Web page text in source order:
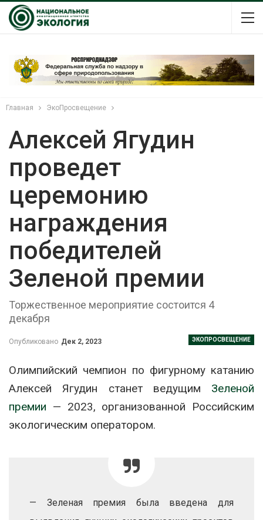
Главная ЭкоПросвещение
Алексей Ягудин
проведет
церемонию
награждения
победителей
Зеленой премии
Торжественное мероприятие состоится 4
декабря
ЭКОПРОСВЕЩЕНИЕ
Опубликовано Дек 2, 2023
Олимпийский чемпион по фигурному катанию
Алексей Ягудин станет ведущим Зеленой
премии — 2023, организованной Российским
экологическим оператором.
— Зеленая премия была введена для